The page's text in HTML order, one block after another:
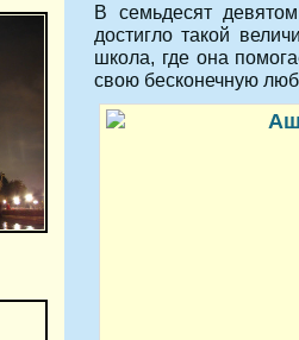
В семьдесят
достигло такой
школа, где она
свою бесконечную